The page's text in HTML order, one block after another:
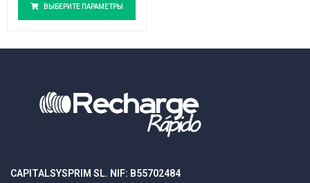
ВЫБЕРИТЕ ПАРАМЕТРЫ
CAPITALSYSPRIM SL. NIF: B55702484